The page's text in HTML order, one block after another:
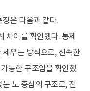
은 다음과 같다.
차이를 확인했다. 통제
우는 방식으로, 신속한
능한 구조임을 확인했
노 중심의 구조로, 전